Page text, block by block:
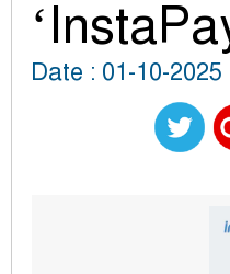
Date : 01-10-2025